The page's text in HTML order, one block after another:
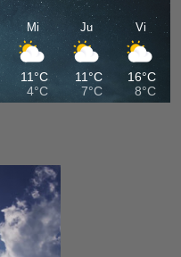
Mi
11°C
4°C
Ju
11°C
7°C
Vi
16°C
8°C